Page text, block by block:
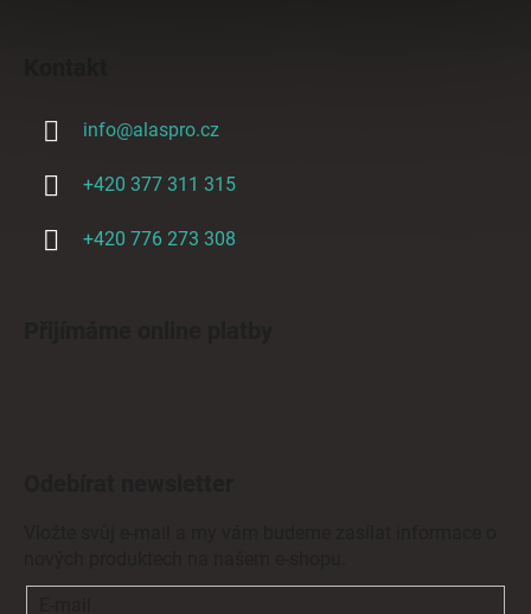
info@alaspro.cz
+420 377 311 315
+420 776 273 308